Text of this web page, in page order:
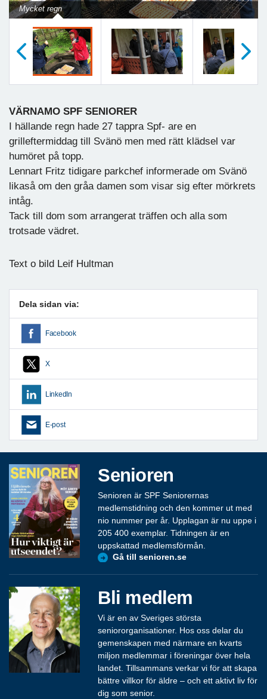
Mycket regn
VÄRNAMO SPF SENIORER
I hällande regn hade 27 tappra Spf- are en
grilleftermiddag till Svänö men med rätt klädsel var
humöret på topp.
Lennart Fritz tidigare parkchef informerade om Svänö
likaså om den gråa damen som visar sig efter mörkrets
intåg.
Tack till dom som arrangerat träffen och alla som
trotsade vädret.
Text o bild Leif Hultman
Dela sidan via:
Facebook
X
LinkedIn
E-post
Senioren
Senioren är SPF Seniorernas
medlemstidning och den kommer ut med
nio nummer per år. Upplagan är nu uppe i
205 400 exemplar. Tidningen är en
uppskattad medlemsförmån.
Gå till senioren.se
Bli medlem
Vi är en av Sveriges största
seniororganisationer. Hos oss delar du
gemenskapen med närmare en kvarts
miljon medlemmar i föreningar över hela
landet. Tillsammans verkar vi för att skapa
bättre villkor för äldre – och ett aktivt liv för
dig som senior.